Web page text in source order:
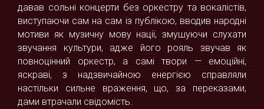
давав сольні концерти без оркестру та вокалістів,
виступаючи сам на сам із публікою, вводив народні
мотиви як музичну мову нації, змушуючи слухати
звучання культури, адже його рояль звучав як
повноцінний оркестр, а самі твори — емоційні,
яскраві, з надзвичайною енергією справляли
настільки сильне враження, що, за переказами,
дами втрачали свідомість.